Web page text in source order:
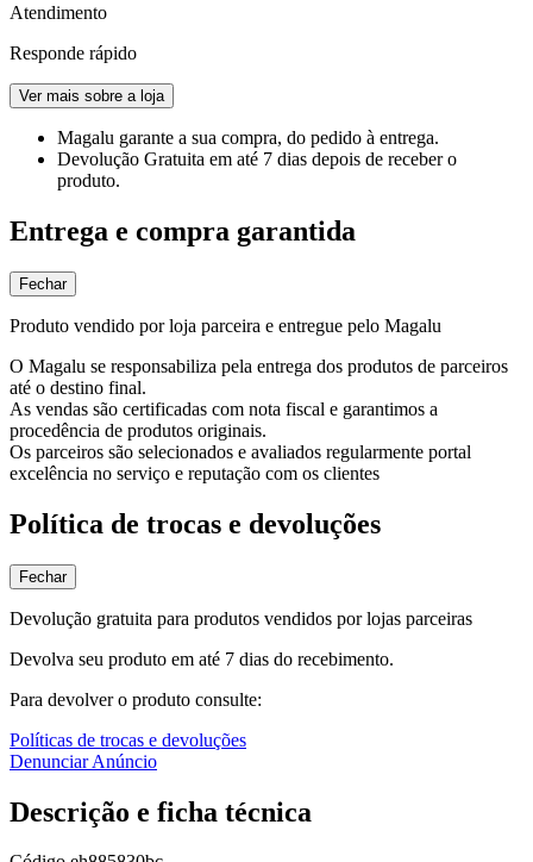
Atendimento
Responde rápido
Ver mais sobre a loja
Magalu garante a sua compra, do pedido à entrega.
Devolução Gratuita em até 7 dias depois de receber o
produto.
Entrega e compra garantida
Fechar
Produto vendido por loja parceira e entregue pelo Magalu
O Magalu se responsabiliza pela entrega dos produtos de parceiros
até o destino final.
As vendas são certificadas com nota fiscal e garantimos a
procedência de produtos originais.
Os parceiros são selecionados e avaliados regularmente portal
excelência no serviço e reputação com os clientes
Política de trocas e devoluções
Fechar
Devolução gratuita para produtos vendidos por lojas parceiras
Devolva seu produto em até 7 dias do recebimento.
Para devolver o produto consulte:
Políticas de trocas e devoluções
Denunciar Anúncio
Descrição e ficha técnica